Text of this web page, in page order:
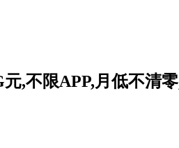
元,不限APP,月低不清